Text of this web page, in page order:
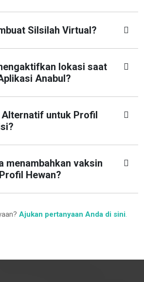
Silsilah Virtual?
lokasi saat
Anabul?
untuk Profil
menambahkan vaksin
Hewan?
Ajukan pertanyaan Anda di sini.